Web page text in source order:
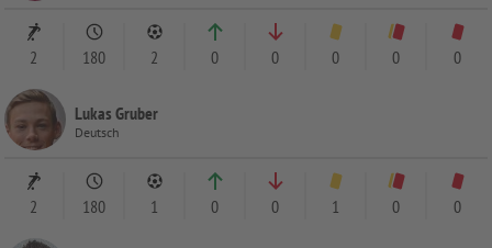
2 180 2 0 0 0 0 0
Lukas Gruber
Deutsch
2 180 1 0 0 1 0 0